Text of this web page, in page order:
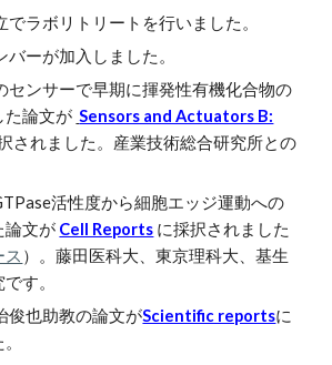
でラボリトリートを行いました。
バーが加入しました。
センサーで早期に揮発性有機化合物の
た論文が Sensors and Actuators B:
されました。産業技術総合研究所との
活性度から細胞エッジ運動への
論文が Cell Reports に採択されました
ス ） 。藤田医科大、東京理科大、基生
す。
俊也助教の論文がScientific reportsに